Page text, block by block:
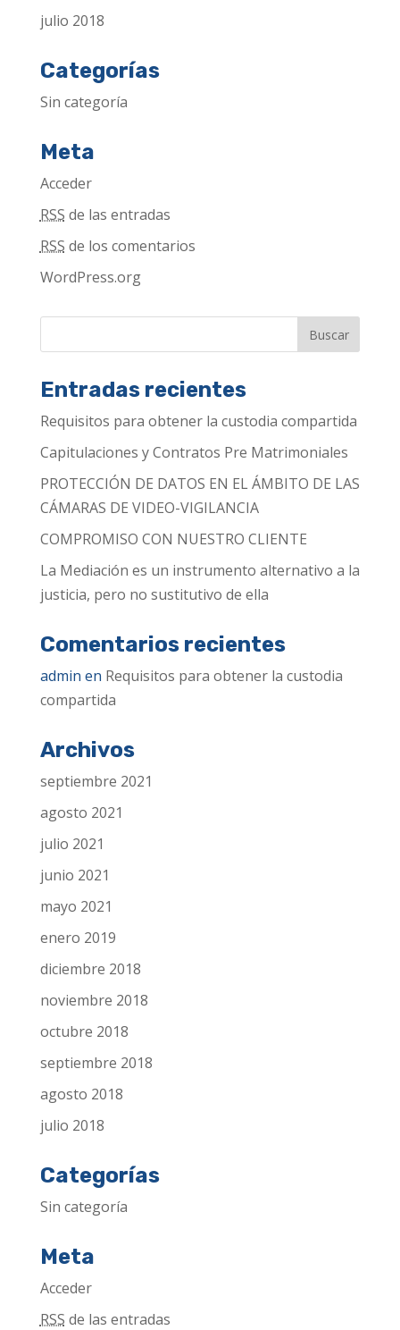
julio 2018
Categorías
Sin categoría
Meta
Acceder
RSS de las entradas
RSS de los comentarios
WordPress.org
Entradas recientes
Requisitos para obtener la custodia compartida
Capitulaciones y Contratos Pre Matrimoniales
PROTECCIÓN DE DATOS EN EL ÁMBITO DE LAS
CÁMARAS DE VIDEO-VIGILANCIA
COMPROMISO CON NUESTRO CLIENTE
La Mediación es un instrumento alternativo a la
justicia, pero no sustitutivo de ella
Comentarios recientes
admin en Requisitos para obtener la custodia
compartida
Archivos
septiembre 2021
agosto 2021
julio 2021
junio 2021
mayo 2021
enero 2019
diciembre 2018
noviembre 2018
octubre 2018
septiembre 2018
agosto 2018
julio 2018
Categorías
Sin categoría
Meta
Acceder
RSS de las entradas